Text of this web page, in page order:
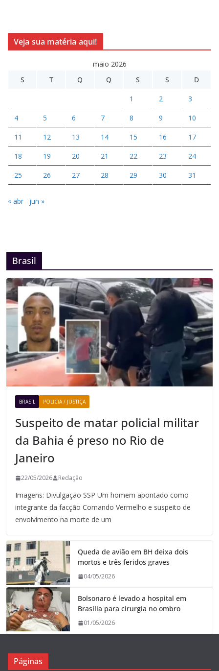
Veja sua matéria aqui!
maio 2026
S
T Q Q S S D
1 2 3
4 5 6 7 8 9 10
11 12 13 14 15 16 17
18 19 20 21 22 23 24
25 26 27 28 29 30 31
« abr jun »
Brasil
BRASIL POLICIA / JUSTIÇA
Suspeito de matar policial militar
da Bahia é preso no Rio de
Janeiro
22/05/2026 Redação
Imagens: Divulgação SSP Um homem apontado como
integrante da facção Comando Vermelho e suspeito de
envolvimento na morte de um
Queda de avião em BH deixa dois
mortos e três feridos graves
04/05/2026
Bolsonaro é levado a hospital em
Brasília para cirurgia no ombro
01/05/2026
Páginas